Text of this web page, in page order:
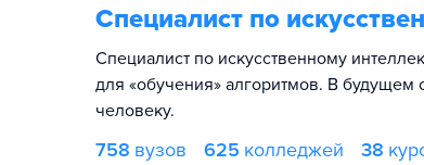
Специалист по
Специалист по искусственному
для «обучения» алгоритмов. В будущем
человеку.
758 вузов 625 колледжей 38